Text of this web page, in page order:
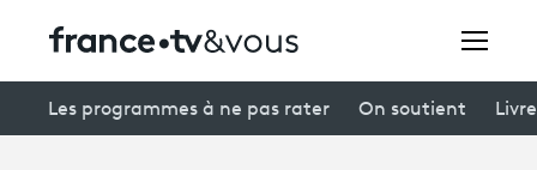
Les programmes à ne pas rater On soutient